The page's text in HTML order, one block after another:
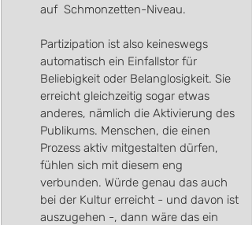
auf  Schmonzetten-Niveau.
Partizipation ist also keineswegs
automatisch ein Einfallstor für
Beliebigkeit oder Belanglosigkeit. Sie
erreicht gleichzeitig sogar etwas
anderes, nämlich die Aktivierung des
Publikums. Menschen, die einen
Prozess aktiv mitgestalten dürfen,
fühlen sich mit diesem eng
verbunden. Würde genau das auch
bei der Kultur erreicht - und davon ist
auszugehen -, dann wäre das ein